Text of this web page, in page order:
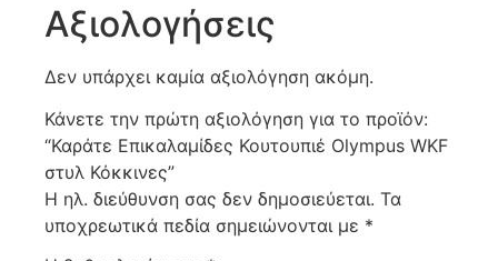
Αξιολογήσεις
Δεν υπάρχει καμία αξιολόγηση ακόμη.
Κάνετε την πρώτη αξιολόγηση για το προϊόν:
“Καράτε Επικαλαμίδες Κουτουπιέ Olympus WKF
στυλ Κόκκινες”
Η ηλ. διεύθυνση σας δεν δημοσιεύεται. Τα
υποχρεωτικά πεδία σημειώνονται με *